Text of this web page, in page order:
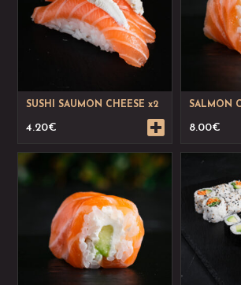
SUSHI SAUMON CHEESE x2
4.20€
SALMON
8.00€